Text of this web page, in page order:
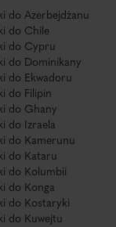
do Azerbejdżanu
do Chile
do Cypru
do Dominikany
do Ekwadoru
do Filipin
do Ghany
do Izraela
do Kamerunu
do Kataru
do Kolumbii
do Konga
do Kostaryki
do Kuwejtu